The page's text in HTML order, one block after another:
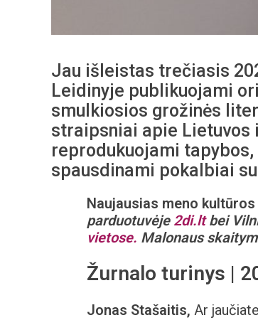
Jau išleistas trečiasis
Leidinyje publikuojami
smulkiosios grožinės
straipsniai apie Lietuvos
reprodukuojami
spausdinami pokalbiai
Naujausias meno kultūros
parduotuvėje 2di.ltbei
vietose. Malonaus
Žurnalo turinys |
Jonas Stašaitis, Ar